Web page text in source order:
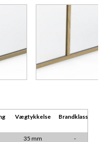
Vægtykkelse Brandklasse
35 mm -